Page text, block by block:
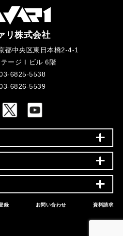
リ株式会社
都中央区東日本橋2-4-1
テージⅠビル 6階
6825-5538
6826-5539
録 お問い合わせ 資料請求